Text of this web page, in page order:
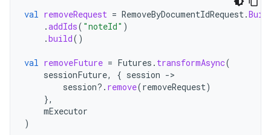
val removeRequest = RemoveByDocumentIdRequest.
.addIds( "noteId" )
.build()
val removeFuture = Futures . transformAsync(
sessionFuture, { session -
session?. remove(removeRequest)
},
mExecutor
)